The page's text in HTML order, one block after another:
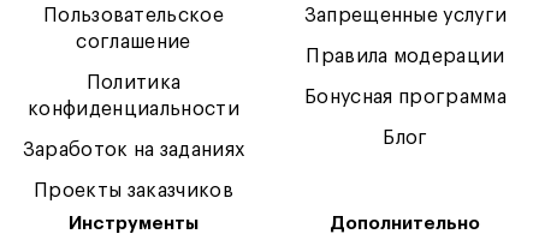
Пользовательское
соглашение
Политика
конфиденциальности
Заработок на заданиях
Проекты заказчиков
Запрещенные услуги
Правила модерации
Бонусная программа
Блог
Инструменты Дополнительно